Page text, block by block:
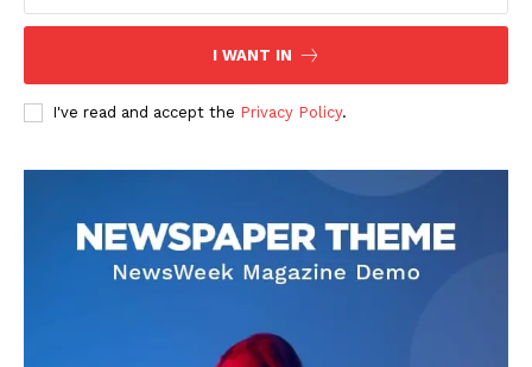
AIN NEWS 1
I WANT IN
I've read and accept the Privacy Policy.